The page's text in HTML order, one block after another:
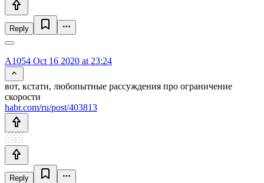
Reply
A1054 Oct 16 2020 at 23:24
вот, кстати, любопытные рассуждения про ограничение
скорости
habr.com/ru/post/403813
Reply